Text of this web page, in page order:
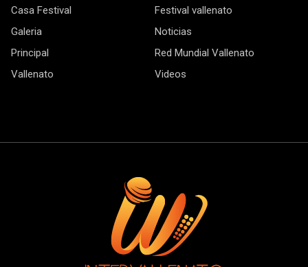
Casa Festival
Festival vallenato
Galeria
Noticias
Principal
Red Mundial Vallenato
Vallenato
Videos